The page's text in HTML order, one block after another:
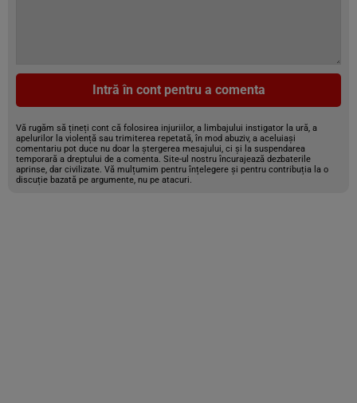
Intră în cont pentru a comenta
Vă rugăm să țineți cont că folosirea injuriilor, a limbajului instigator la ură, a
apelurilor la violență sau trimiterea repetată, în mod abuziv, a aceluiași
comentariu pot duce nu doar la ștergerea mesajului, ci și la suspendarea
temporară a dreptului de a comenta. Site-ul nostru încurajează dezbaterile
aprinse, dar civilizate. Vă mulțumim pentru înțelegere și pentru contribuția la o
discuție bazată pe argumente, nu pe atacuri.